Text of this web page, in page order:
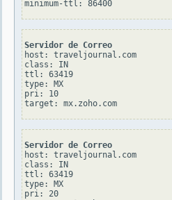
Servidor de Correo
host: traveljournal.com
class: IN
ttl: 63419
type: MX
pri: 10
Servidor de Correo
host: traveljournal.com
class: IN
ttl: 63419
type: MX
pri: 20